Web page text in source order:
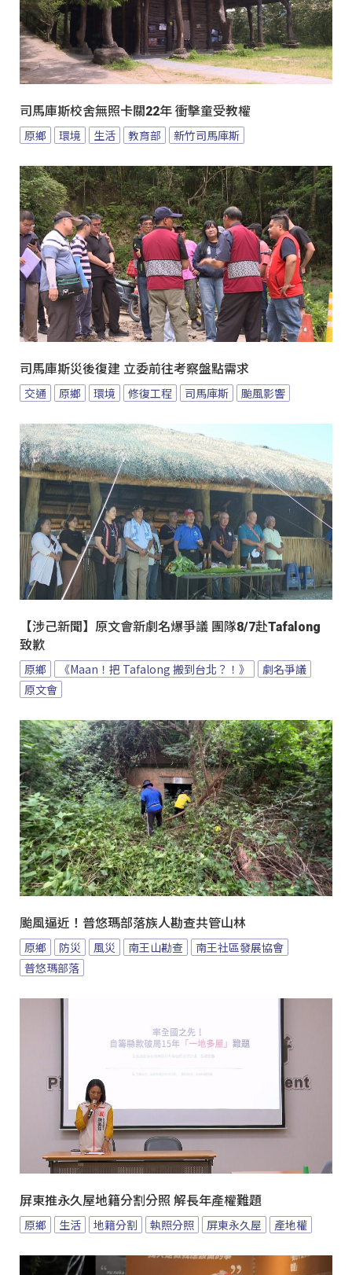
司馬庫斯校舍無照卡關22年 衝擊童受教權
原鄉 環境 生活 教育部 新竹司馬庫斯
司馬庫斯災後復建 立委前往考察盤點需求
交通 原鄉 環境 修復工程 司馬庫斯 颱風影響
【涉己新聞】原文會新劇名爆爭議 團隊8/7赴Tafalong
致歉
原鄉 《Maan！把 Tafalong 搬到台北？！》
劇名爭議
原文會
颱風逼近！普悠瑪部落族人勘查共管山林
原鄉 防災 風災 南王山勘查
南王社區發展協會
普悠瑪部落
屏東推永久屋地籍分割分照 解長年產權難題
原鄉 生活 地籍分割 執照分照 屏東永久屋 產地權